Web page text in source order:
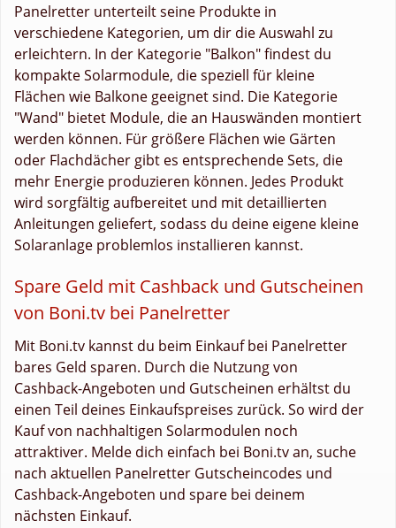
Panelretter unterteilt seine Produkte in
verschiedene Kategorien, um dir die Auswahl zu
erleichtern. In der Kategorie "Balkon" findest du
kompakte Solarmodule, die speziell für kleine
Flächen wie Balkone geeignet sind. Die Kategorie
"Wand" bietet Module, die an Hauswänden montiert
werden können. Für größere Flächen wie Gärten
oder Flachdächer gibt es entsprechende Sets, die
mehr Energie produzieren können. Jedes Produkt
wird sorgfältig aufbereitet und mit detaillierten
Anleitungen geliefert, sodass du deine eigene kleine
Solaranlage problemlos installieren kannst.
Spare Geld mit Cashback und Gutscheinen
von Boni.tv bei Panelretter
Mit Boni.tv kannst du beim Einkauf bei Panelretter
bares Geld sparen. Durch die Nutzung von
Cashback-Angeboten und Gutscheinen erhältst du
einen Teil deines Einkaufspreises zurück. So wird der
Kauf von nachhaltigen Solarmodulen noch
attraktiver. Melde dich einfach bei Boni.tv an, suche
nach aktuellen Panelretter Gutscheincodes und
Cashback-Angeboten und spare bei deinem
nächsten Einkauf.